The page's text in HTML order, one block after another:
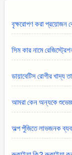
বৃক্ষরোপণ করা প্রয়োজন
সিম কার নামে
ডায়াবেটিস রোগীর খাদ্য
আমরা কেন অন্যকে
অল্প পুঁজিতে লাভজনক